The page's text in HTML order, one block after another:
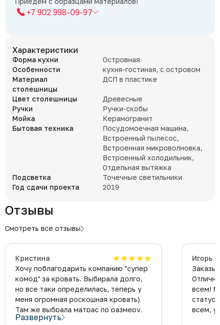
+7 902 998-09-97
Характеристики
Форма кухни
Островная
Особенности
кухня-гостиная, с островом
Материал
столешницы
ДСП в пластике
Цвет столешницы
Древесные
Ручки
Ручки-скобы
Мойка
Керамогранит
Бытовая техника
Посудомоечная машина,
Встроенный пылесос,
Встроенная микроволновка,
Встроенный холодильник,
Отдельная вытяжка
Подсветка
Точечные светильники
Год сдачи проекта
2019
Отзывы
Смотреть все отзывы
Кристина
Хочу поблагодарить компанию "супер
комод" за кровать. Выбирала долго,
но все таки определилась, теперь у
меня огромная роскошная кровать)
Там же выбрала матрас по размеру,
очень удобный. Теперь еще сильнее
Развернуть
Игорь
всем!
статус
всем,